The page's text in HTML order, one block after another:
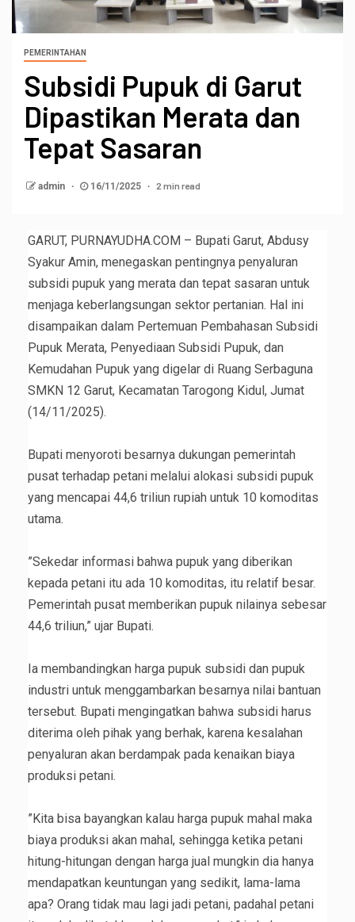
PEMERINTAHAN
Subsidi Pupuk di Garut
Dipastikan Merata dan
Tepat Sasaran
admin 16/11/2025 2 min read
GARUT, PURNAYUDHA.COM – Bupati Garut, Abdusy
Syakur Amin, menegaskan pentingnya penyaluran
subsidi pupuk yang merata dan tepat sasaran untuk
menjaga keberlangsungan sektor pertanian. Hal ini
disampaikan dalam Pertemuan Pembahasan Subsidi
Pupuk Merata, Penyediaan Subsidi Pupuk, dan
Kemudahan Pupuk yang digelar di Ruang Serbaguna
SMKN 12 Garut, Kecamatan Tarogong Kidul, Jumat
(14/11/2025).
‎Bupati menyoroti besarnya dukungan pemerintah
pusat terhadap petani melalui alokasi subsidi pupuk
yang mencapai 44,6 triliun rupiah untuk 10 komoditas
utama.
‎”Sekedar informasi bahwa pupuk yang diberikan
kepada petani itu ada 10 komoditas, itu relatif besar.
Pemerintah pusat memberikan pupuk nilainya sebesar
44,6 triliun,” ujar Bupati.
‎Ia membandingkan harga pupuk subsidi dan pupuk
industri untuk menggambarkan besarnya nilai bantuan
tersebut. Bupati mengingatkan bahwa subsidi harus
diterima oleh pihak yang berhak, karena kesalahan
penyaluran akan berdampak pada kenaikan biaya
produksi petani.
‎”Kita bisa bayangkan kalau harga pupuk mahal maka
biaya produksi akan mahal, sehingga ketika petani
hitung-hitungan dengan harga jual mungkin dia hanya
mendapatkan keuntungan yang sedikit, lama-lama
apa? Orang tidak mau lagi jadi petani, padahal petani